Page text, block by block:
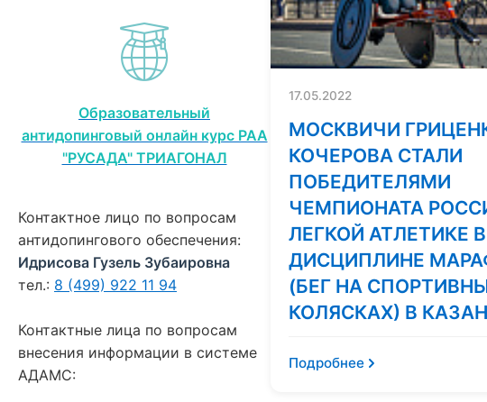
Образовательный
антидопинговый онлайн курс РАА
"РУСАДА" ТРИАГОНАЛ
Контактное лицо по вопросам
антидопингового обеспечения:
Идрисова Гузель Зубаировна
тел.: 8 (499) 922 11 94
Контактные лица по вопросам
внесения информации в системе
АДАМС:
17.05.2022
МОСКВИЧИ
КОЧЕРОВА СТАЛИ
ПОБЕДИТЕЛЯМИ
ЧЕМПИОНАТА
ЛЕГКОЙ АТЛЕТИКЕ В
ДИСЦИПЛИНЕ
(БЕГ НА
КОЛЯСКАХ) В
Подробнее